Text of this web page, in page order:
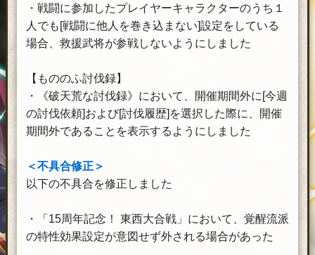
・戦闘に参加したプレイヤーキャラクターのうち１
人でも[戦闘に他人を巻き込まない]設定をしている
場合、救援武将が参戦しないようにしました
【もののふ討伐録】
・《破天荒な討伐録》において、開催期間外に[今週
の討伐依頼]および[討伐履歴]を選択した際に、開催
期間外であることを表示するようにしました
＜不具合修正＞
以下の不具合を修正しました
・「15周年記念！ 東西大合戦」において、覚醒流派
の特性効果設定が意図せず外される場合があった